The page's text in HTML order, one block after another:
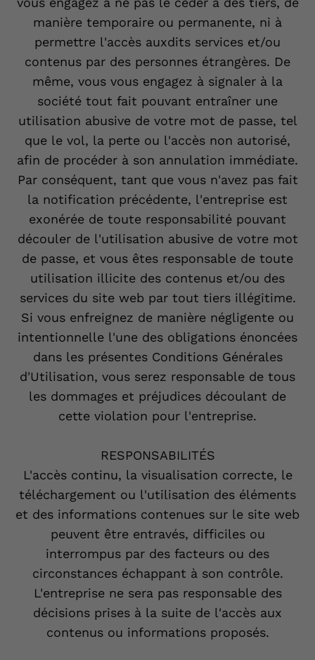
manière temporaire ou permanente, ni à
permettre l'accès auxdits services et/ou
contenus par des personnes étrangères. De
même, vous vous engagez à signaler à la
société tout fait pouvant entraîner une
utilisation abusive de votre mot de passe, tel
que le vol, la perte ou l'accès non autorisé,
afin de procéder à son annulation immédiate.
Par conséquent, tant que vous n'avez pas fait
la notification précédente, l'entreprise est
exonérée de toute responsabilité pouvant
découler de l'utilisation abusive de votre mot
de passe, et vous êtes responsable de toute
utilisation illicite des contenus et/ou des
services du site web par tout tiers illégitime.
Si vous enfreignez de manière négligente ou
intentionnelle l'une des obligations énoncées
dans les présentes Conditions Générales
d'Utilisation, vous serez responsable de tous
les dommages et préjudices découlant de
cette violation pour l'entreprise.
RESPONSABILITÉS
L'accès continu, la visualisation correcte, le
téléchargement ou l'utilisation des éléments
et des informations contenues sur le site web
peuvent être entravés, difficiles ou
interrompus par des facteurs ou des
circonstances échappant à son contrôle.
L'entreprise ne sera pas responsable des
décisions prises à la suite de l'accès aux
contenus ou informations proposés.